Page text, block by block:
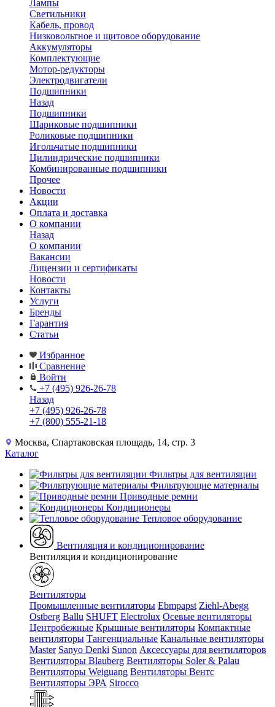
Лампы
Светильники
Кабель, провод
Низковольтное и щитовое оборудование
Аккумуляторы
Комплектующие
Мотор-редукторы
Электродвигатели
Подшипники
Назад
Подшипники
Шариковые подшипники
Роликовые подшипники
Игольчатые подшипники
Цилиндрические подшипники
Комбинированные подшипники
Прочее
Новости
Акции
Оплата и доставка
О компании
Назад
О компании
Вакансии
Лицензии и сертификаты
Новости
Контакты
Услуги
Бренды
Гарантия
Статьи
Избранное
Сравнение
Войти
+7 (495) 926-26-78
Назад
+7 (495) 926-26-78
+7 (800) 555-21-18
Москва, Спартаковская площадь, 14, стр. 3
Каталог
Фильтры для вентиляции
Фильтрующие материалы
Приводные ремни
Кондиционеры
Тепловое оборудование
Вентиляция и кондиционирование
Вентиляция и кондиционирование
Вентиляторы
Промышленные вентиляторы Ebmpapst Ziehl-Abegg
Ostberg Ballu SHUFT Electrolux Осевые вентиляторы
Центробежные Крышные вентиляторы Компактные
вентиляторы Тангенциальные Канальные вентиляторы
Master Sanyo Denki Sunon Аксессуары для вентиляторов
Вентиляторы Blauberg Вентиляторы Soler & Palau
Вентиляторы Weiguang Вентиляторы Вентс
Вентиляторы ЭРА Sirocco